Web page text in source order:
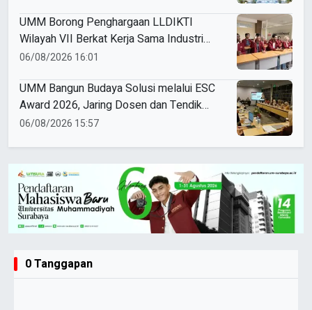
UMM Borong Penghargaan LLDIKTI
Wilayah VII Berkat Kerja Sama Industri
dan Internasional yang Berdampak
06/08/2026 16:01
UMM Bangun Budaya Solusi melalui ESC
Award 2026, Jaring Dosen dan Tendik
Inovatif
06/08/2026 15:57
0 Tanggapan